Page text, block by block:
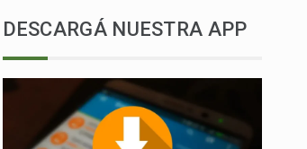
DESCARGÁ NUESTRA APP